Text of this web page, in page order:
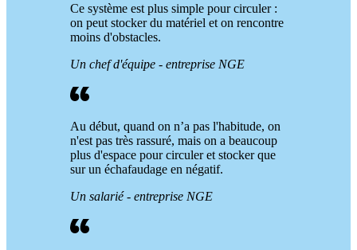
Ce système est plus simple pour circuler :
on peut stocker du matériel et on rencontre
moins d'obstacles.
Un chef d'équipe - entreprise NGE
Au début, quand on n’a pas l'habitude, on
n'est pas très rassuré, mais on a beaucoup
plus d'espace pour circuler et stocker que
sur un échafaudage en négatif.
Un salarié - entreprise NGE